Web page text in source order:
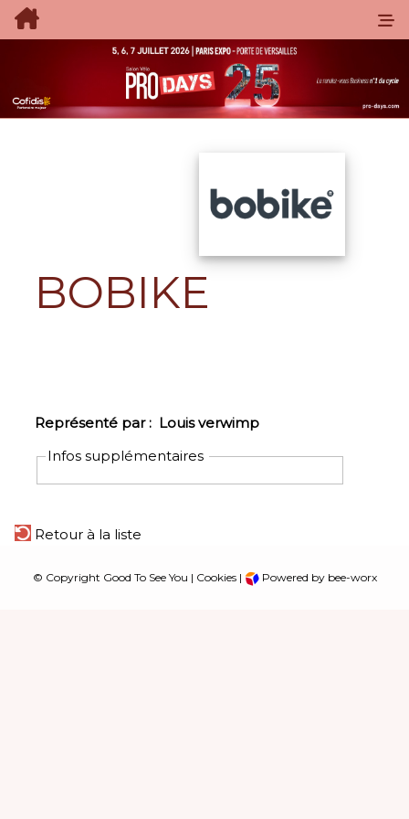
BOBIKE
Représenté par : Louis verwimp
Infos supplémentaires
Retour à la liste
© Copyright Good To See You | Cookies| Powered by bee-worx